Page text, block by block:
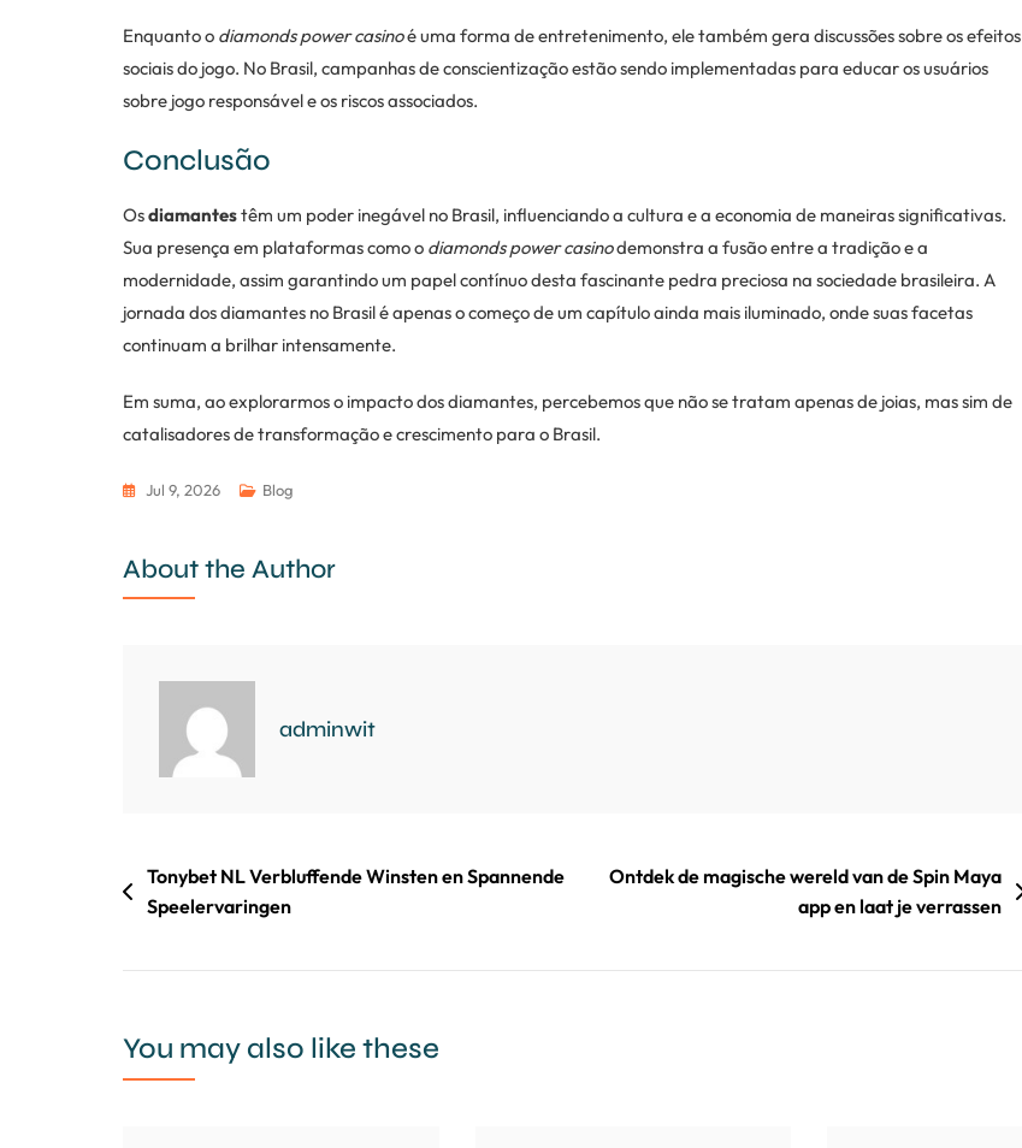
Enquanto o diamonds power casinoé uma forma de entretenimento, ele também gera discussões sobre os efeitos
sociais do jogo. No Brasil, campanhas de conscientização estão sendo implementadas para educar os usuários
sobre jogo responsável e os riscos associados.
Conclusão
Osdiamantestêm um poder inegável no Brasil, influenciando a cultura e a economia de maneiras significativas.
Sua presença em plataformas como o diamonds power casinodemonstra a fusão entre a tradição e a
modernidade, assim garantindo um papel contínuo desta fascinante pedra preciosa na sociedade brasileira. A
jornada dos diamantes no Brasil é apenas o começo de um capítulo ainda mais iluminado, onde suas facetas
continuam a brilhar intensamente.
Em suma, ao explorarmos o impacto dos diamantes, percebemos que não se tratam apenas de joias, mas sim de
catalisadores de transformação e crescimento para o Brasil.
Jul 9, 2026 Blog
About the Author
adminwit
Tonybet NL Verbluffende Winsten en Spannende
Speelervaringen
Ontdek de magische wereld van de Spin Maya
app en laat je verrassen
You may also like these